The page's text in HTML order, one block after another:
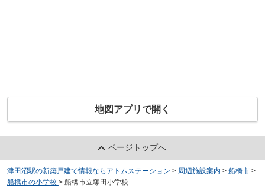
地図アプリで開く
ページトップへ
津田沼駅の新築戸建て情報ならアトムステーション > 周辺施設案内 > 船橋市 >
船橋市の小学校 > 船橋市立塚田小学校